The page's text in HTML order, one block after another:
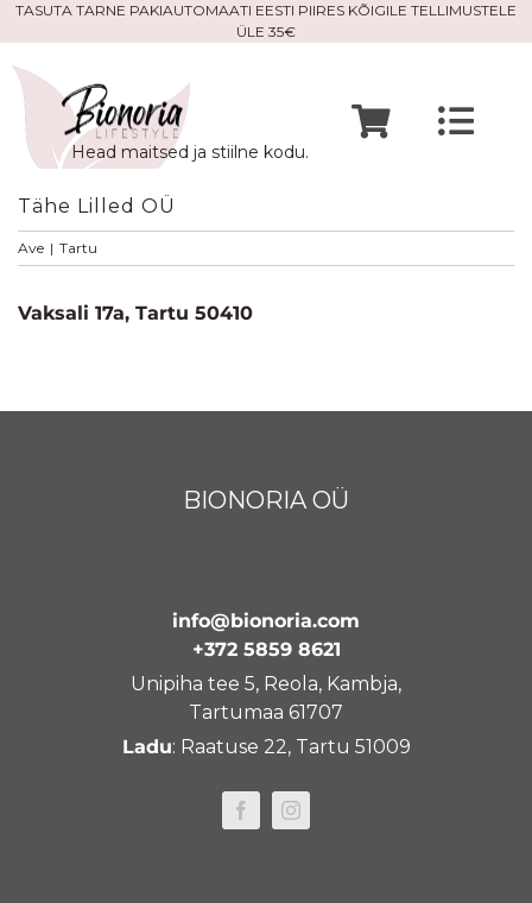
Skip
to
content
TASUTA TARNE PAKIAUTOMAATI EESTI PIIRES KÕIGILE TELLIMUSTELE
ÜLE 35€
Head maitsed ja stiilne kodu.
Mine
Tähe Lilled OÜ
Ave | Tartu
Vaksali 17a, Tartu 50410
BIONORIA OÜ
info@bionoria.com
+372 5859 8621
Unipiha tee 5, Reola, Kambja,
Tartumaa 61707
Ladu: Raatuse 22, Tartu 51009